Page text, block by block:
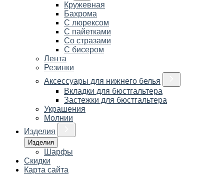
Кружевная
Бахрома
С люрексом
С пайетками
Со стразами
С бисером
Лента
Резинки
Аксессуары для нижнего белья
Вкладки для бюстгальтера
Застежки для бюстгальтера
Украшения
Молнии
Изделия
Изделия
Шарфы
Скидки
Карта сайта